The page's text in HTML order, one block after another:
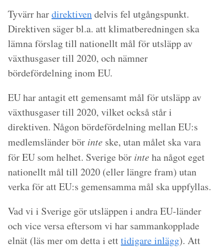
Tyvärr hardirektivendelvis fel utgångspunkt.
Direktiven säger bl.a. att klimatberedningen ska
lämna förslag till nationellt mål för utsläpp av
växthusgaser till 2020, och nämner
bördefördelning inom EU.
EU har antagit ett gemensamt mål för utsläpp av
växthusgaser till 2020, vilket också står i
direktiven. Någon bördefördelning mellan EU:s
medlemsländer bör inte ske, utan målet ska vara
för EU som helhet. Sverige bör inteha något eget
nationellt mål till 2020 (eller längre fram) utan
verka för att EU:s gemensamma mål ska uppfyllas.
Vad vi i Sverige gör utsläppen i andra EU-länder
och vice versa eftersom vi har sammankopplade
elnät (läs mer om detta i etttidigare inlägg). Att